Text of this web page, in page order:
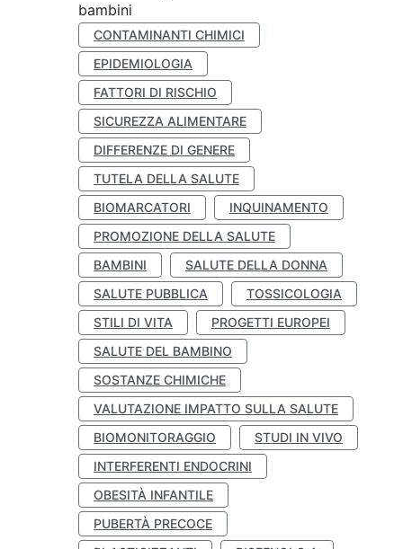
bambini
CONTAMINANTI CHIMICI
EPIDEMIOLOGIA
FATTORI DI RISCHIO
SICUREZZA ALIMENTARE
DIFFERENZE DI GENERE
TUTELA DELLA SALUTE
BIOMARCATORI
INQUINAMENTO
PROMOZIONE DELLA SALUTE
BAMBINI
SALUTE DELLA DONNA
SALUTE PUBBLICA
TOSSICOLOGIA
STILI DI VITA
PROGETTI EUROPEI
SALUTE DEL BAMBINO
SOSTANZE CHIMICHE
VALUTAZIONE IMPATTO SULLA SALUTE
BIOMONITORAGGIO
STUDI IN VIVO
INTERFERENTI ENDOCRINI
OBESITÀ INFANTILE
PUBERTÀ PRECOCE